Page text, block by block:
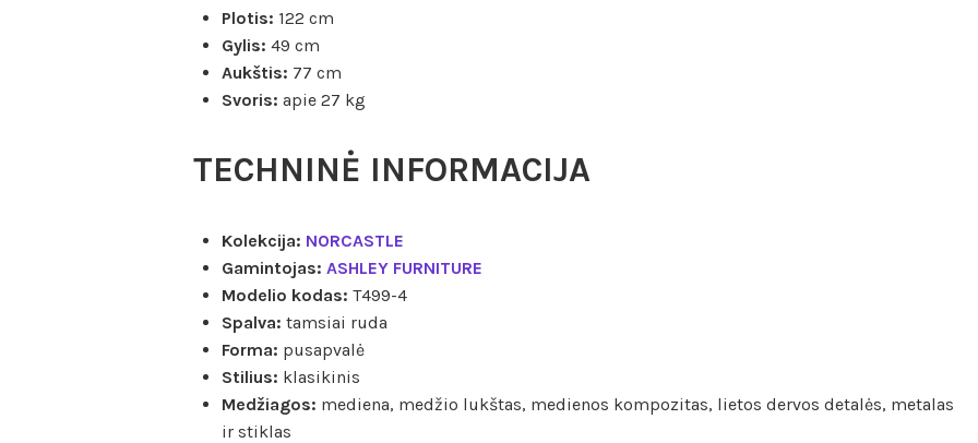
Plotis: 122 cm
Gylis: 49 cm
Aukštis: 77 cm
Svoris: apie 27 kg
TECHNINĖ INFORMACIJA
Kolekcija: NORCASTLE
Gamintojas: ASHLEY FURNITURE
Modelio kodas: T499-4
Spalva: tamsiai ruda
Forma: pusapvalė
Stilius: klasikinis
Medžiagos: mediena, medžio lukštas, medienos kompozitas, lietos dervos detalės, metalas
ir stiklas